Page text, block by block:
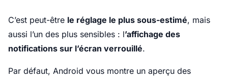
C’est peut-être le réglage le plus sous-estimé, mais
aussi l’un des plus sensibles : l’affichage des
notifications sur l’écran verrouillé.
Par défaut, Android vous montre un aperçu des